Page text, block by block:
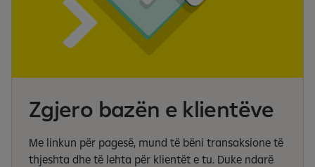
Zgjero bazën e klientëve
Me linkun për pagesë, mund të bëni transaksione të
thjeshta dhe të lehta për klientët e tu. Duke ndarë